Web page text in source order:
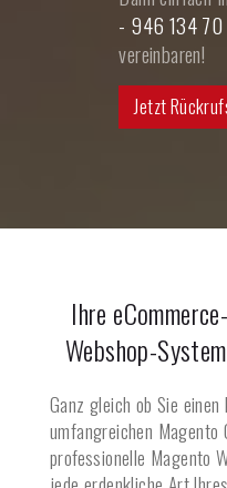
- 946 134 70
vereinbaren!
Jetzt
Ihre
Webshop-
Ganz gleich ob Sie
umfangreichen Magento
professionelle Magento